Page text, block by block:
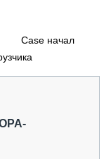
Case начал